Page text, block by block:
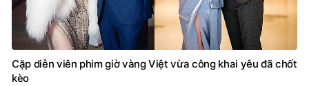
Cặp diễn viên phim giờ vàng Việt vừa công khai yêu đã chốt
kèo